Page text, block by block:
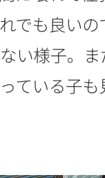
でも良い
い様子。
ている子も